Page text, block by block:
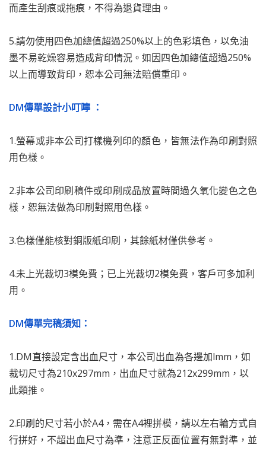
而產生刮痕或拖痕，不得為退貨理由。
5.請勿使用四色加總值超過250%以上的色彩填色，以免油
墨不易乾燥容易造成背印情況。如因四色加總值超過250%
以上而導致背印，恕本公司無法賠償重印。
DM傳單設計小叮嚀 ：
1.螢幕或非本公司打樣機列印的顏色，皆無法作為印刷對照
用色樣。
2.非本公司印刷稿件或印刷成品放置時間過久氧化變色之色
樣，恕無法做為印刷對照用色樣。
3.色樣僅能核對銅版紙印刷，其餘紙材僅供參考。
4.未上光裁切3模免費；已上光裁切2模免費，客戶可多加利
用。
DM傳單完稿須知：
1.DM直接設定含出血尺寸，本公司出血為各邊加lmm，如
裁切尺寸為210x297mm，出血尺寸就為212x299mm，以
此類推。
2.印刷的尺寸若小於A4，需在A4裡拼模，請以左右輪方式自
行拼好，不超出血尺寸為準，注意正反面位置有無對準，並